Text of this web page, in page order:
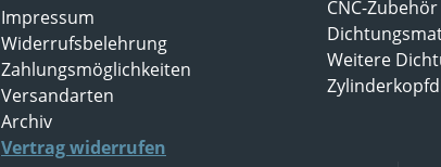
Impressum
Widerrufsbelehrung
Zahlungsmöglichkeiten
Versandarten
Archiv
Vertrag widerrufen
CNC-Zubehör
Weitere